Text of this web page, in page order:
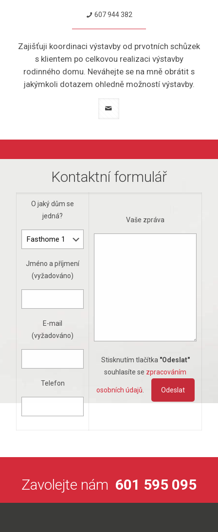
607 944 382
Zajišťuji koordinaci výstavby od prvotních schůzek
s klientem po celkovou realizaci výstavby
rodinného domu. Neváhejte se na mně obrátit s
jakýmkoli dotazem ohledně možností výstavby.
Kontaktní formulář
O jaký dům se
jedná?
Jméno a příjmení
(vyžadováno)
E-mail
(vyžadováno)
Telefon
Vaše zpráva
Stisknutím tlačítka "Odeslat"
souhlasíte se zpracováním
osobních údajů.
Zavolejte nám 601 595 095